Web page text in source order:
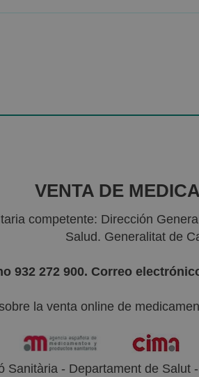
VENTA DE
competente: Dirección
Salud. Generalitat de
932 272 900. Correo
la venta online de
Sanitària - Departament de